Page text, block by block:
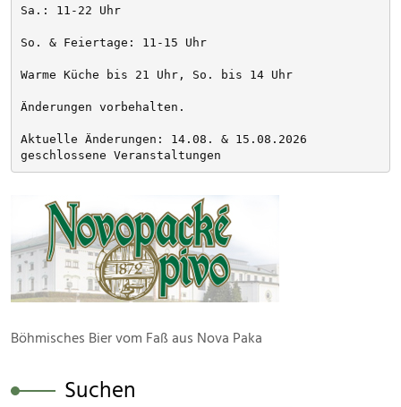
Sa.: 11-22 Uhr
So. & Feiertage: 11-15 Uhr
Warme Küche bis 21 Uhr, So. bis 14 Uhr
Änderungen vorbehalten.
Aktuelle Änderungen: 14.08. & 15.08.2026
geschlossene Veranstaltungen
Böhmisches Bier vom Faß aus Nova Paka
Suchen